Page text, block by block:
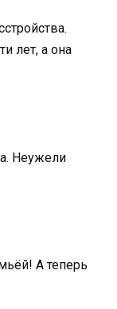
лет, а она
Неужели
А теперь